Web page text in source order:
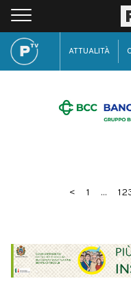
ATTUALITÀ
< 1 ...